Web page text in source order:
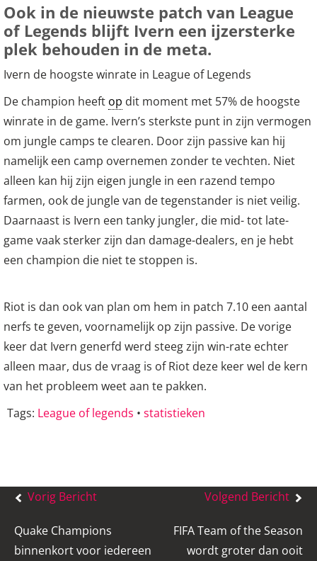
Ook in de nieuwste patch van League
of Legends blijft Ivern een ijzersterke
plek behouden in de meta.
Ivern de hoogste winrate in League of Legends
De champion heeft op dit moment met 57% de hoogste
winrate in de game. Ivern’s sterkste punt in zijn vermogen
om jungle camps te clearen. Door zijn passive kan hij
namelijk een camp overnemen zonder te vechten. Niet
alleen kan hij zijn eigen jungle in een razend tempo
farmen, ook de jungle van de tegenstander is niet veilig.
Daarnaast is Ivern een tanky jungler, die mid- tot late-
game vaak sterker zijn dan damage-dealers, en je hebt
een champion die niet te stoppen is.
Riot is dan ook van plan om hem in patch 7.10 een aantal
nerfs te geven, voornamelijk op zijn passive. De vorige
keer dat Ivern generfd werd steeg zijn win-rate echter
alleen maar, dus de vraag is of Riot deze keer wel de kern
van het probleem weet aan te pakken.
Tags: League of legends • statistieken
Bericht
Vorig Bericht
Quake Champions
binnenkort voor iedereen
Volgend Bericht
FIFA Team of the Season
wordt groter dan ooit